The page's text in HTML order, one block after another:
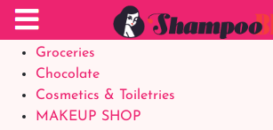
Food Supplements
Baby Foods
Groceries
Chocolate
Cosmetics & Toiletries
MAKEUP SHOP